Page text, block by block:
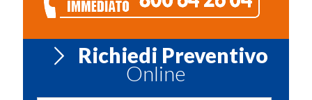
Richiedi Preventivo
Online